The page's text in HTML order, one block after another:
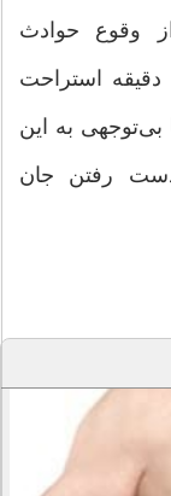
وقوع حوادث
دقیقه استراحت
بی‌توجهی به این
رفتن جان